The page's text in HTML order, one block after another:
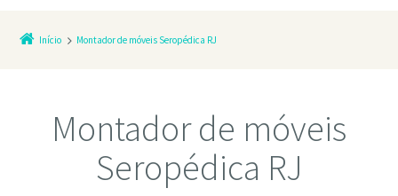
Início Montador de móveis Seropédica RJ
Montador de móveis
Seropédica RJ